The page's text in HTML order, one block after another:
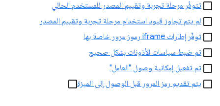
تتوفّر مرحلة تجربة وتقييم المصدر للمستخدم الحالي
لم يتم تجاوز قيود استخدام مرحلة تجربة وتقييم المصدر
توفّر إطارات iframe رموز مرور خاصة بها
تم ضبط سياسات الأذونات بشكل صحيح
تم تفعيل إمكانية وصول "العامل"
يتم تقديم رمز المرور قبل الوصول إلى الميزة